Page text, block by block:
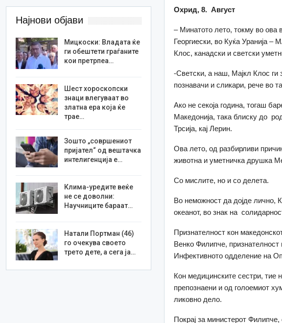
Охрид, 8. Август
– Минатото лето, токму во ова
Георгиески, во Куќа Уранија –
Клос, канадски и светски
-Светски, а наш, Мајкл Клос ги
познавачи и сликари, рече во
Ако не секоја година, тогаш
Македонија, така блиску до
Трсија, кај Лерин.
Ова лето, од разбирливи
животна и уметничка друшка
Со мислите, но и со делета.
Во неможност да дојде лично,
океанот, во знак на
Признателност кон
Венко Филипче, признателност
Инфективното одделение на
Кон медицинските сестри, тие
препознаени и од голоемиот
ликовно дело.
Покрај за министерот
Најнови објави
Мицкоски: Владата ќе
ги обештети граѓаните
кои претрпеа…
Шест хороскопски
знаци влегуваат во
златна ера која ќе
трае…
Зошто „совршениот
пријател“ од вештачка
интелигенција е…
Клима-уредите веќе
не се доволни:
Научниците бараат…
Натали Портман (46)
го очекува своето
трето дете, а сега ја…